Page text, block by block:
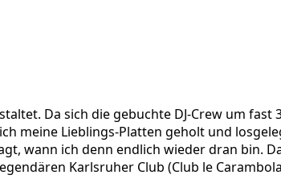
Da sich die gebuchte DJ-Crew um
meine Lieblings-Platten geholt und
wann ich denn endlich wieder dran bin.
Karlsruher Club (Club le